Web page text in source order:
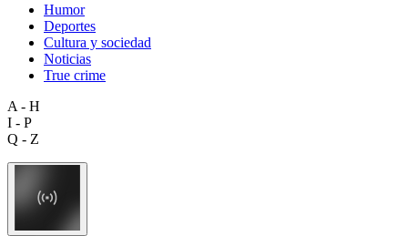
Humor
Deportes
Cultura y sociedad
Noticias
True crime
A - H
I - P
Q - Z